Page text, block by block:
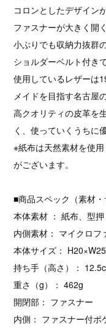
コロンとしたデザイン
ファスナーが大きく開
小ぶりでも収納力抜群
ショルダーベルト付き
使用しているレザーは
メイドを目指す名古屋
高クオリティの皮革を
く、使っていくうちに
※紙布は天然素材を使
がございます。
■商品スペック（素材・
本体素材 ： 紙布、型押
内側素材： マイクロフ
本体サイズ：
持ち手（高さ）：
重さ（g）： 462g
開閉部： ファスナー
内側： ファスナー付ポ